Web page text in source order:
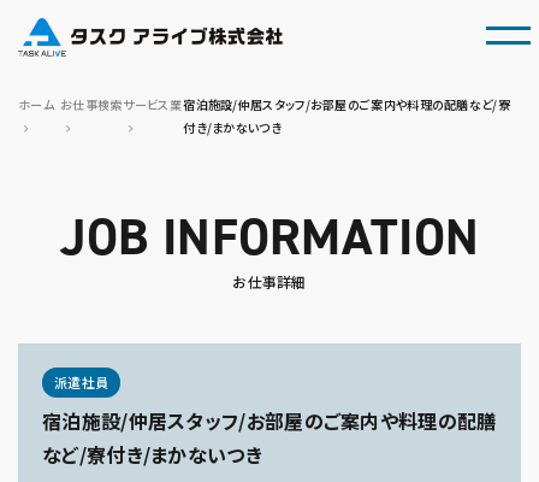
ホーム お仕事検索サービス業宿泊施設/仲居スタッフ/お部屋のご案内や料理の配膳など/寮
付き/まかないつき
JOB INFORMATION
お仕事詳細
派遣社員
宿泊施設/仲居スタッフ/お部屋のご案内や料理の配膳
など/寮付き/まかないつき